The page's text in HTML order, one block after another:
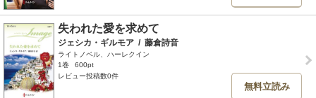
失われた愛を求めて
ジェシカ・ギルモア / 藤倉詩音
ライトノベル、ハーレクイン
1巻
600pt
レビュー投稿数0件
無料立読み